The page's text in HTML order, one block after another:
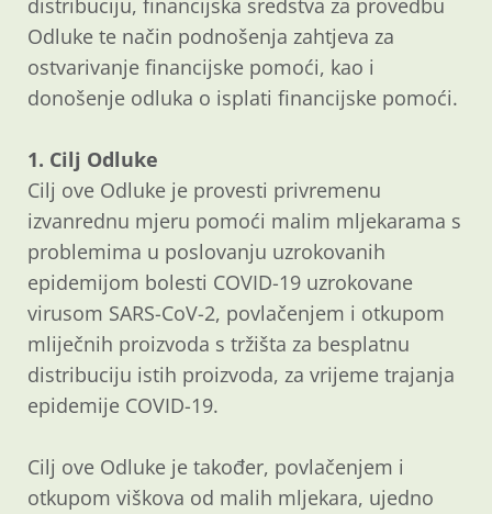
distribuciju, financijska sredstva za provedbu
Odluke te način podnošenja zahtjeva za
ostvarivanje financijske pomoći, kao i
donošenje odluka o isplati financijske pomoći.
1. Cilj Odluke
Cilj ove Odluke je provesti privremenu
izvanrednu mjeru pomoći malim mljekarama s
problemima u poslovanju uzrokovanih
epidemijom bolesti COVID-19 uzrokovane
virusom SARS-CoV-2, povlačenjem i otkupom
mliječnih proizvoda s tržišta za besplatnu
distribuciju istih proizvoda, za vrijeme trajanja
epidemije COVID-19.
Cilj ove Odluke je također, povlačenjem i
otkupom viškova od malih mljekara, ujedno